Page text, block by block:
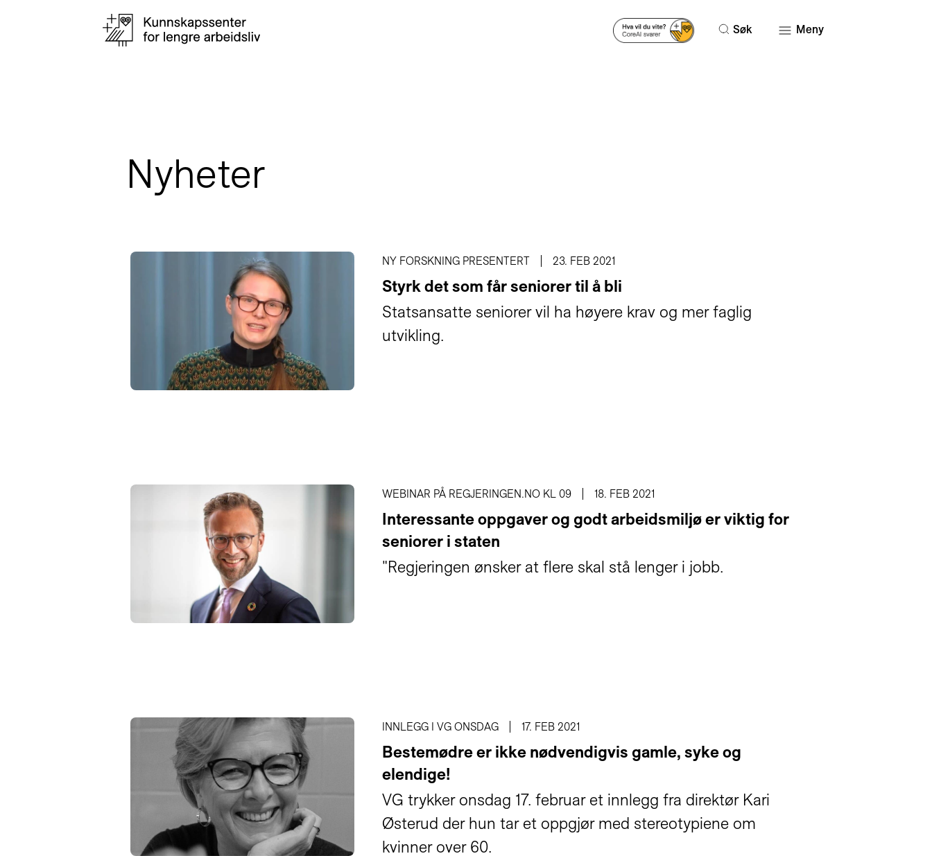
Søk Meny
Nyheter
NY FORSKNING PRESENTERT 23. FEB 2021
Styrk det som får seniorer til å bli
Statsansatte seniorer vil ha høyere krav og mer faglig
utvikling.
WEBINAR PÅ REGJERINGEN.NO KL 09 18. FEB 2021
Interessante oppgaver og godt arbeidsmiljø er viktig for
seniorer i staten
"Regjeringen ønsker at flere skal stå lenger i jobb.
INNLEGG I VG ONSDAG 17. FEB 2021
Bestemødre er ikke nødvendigvis gamle, syke og
elendige!
VG trykker onsdag 17. februar et innlegg fra direktør Kari
Østerud der hun tar et oppgjør med stereotypiene om
kvinner over 60.